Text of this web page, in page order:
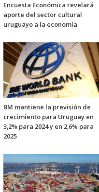
Encuesta Económica revelará
aporte del sector cultural
uruguayo a la economía
BM mantiene la previsión de
crecimiento para Uruguay en
3,2% para 2024 y en 2,6% para
2025